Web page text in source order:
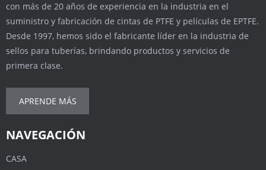
con más de 20 años de experiencia en la industria en el
suministro y fabricación de cintas de PTFE y películas de EPTFE.
Desde 1997, hemos sido el fabricante líder en la industria de
sellos para tuberías, brindando productos y servicios de
primera clase.
APRENDE MÁS
NAVEGACIÓN
CASA